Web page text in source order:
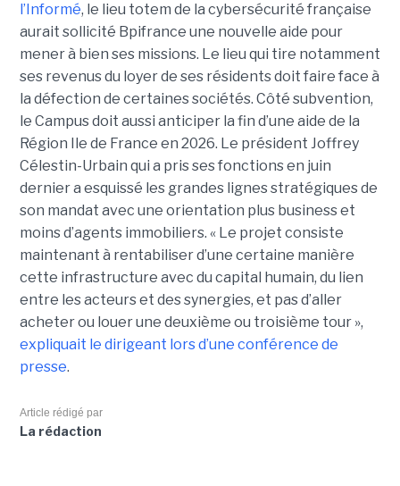
l’Informé, le lieu totem de la cybersécurité française
aurait sollicité Bpifrance une nouvelle aide pour
mener à bien ses missions. Le lieu qui tire notamment
ses revenus du loyer de ses résidents doit faire face à
la défection de certaines sociétés. Côté subvention,
le Campus doit aussi anticiper la fin d’une aide de la
Région Ile de France en 2026. Le président Joffrey
Célestin-Urbain qui a pris ses fonctions en juin
dernier a esquissé les grandes lignes stratégiques de
son mandat avec une orientation plus business et
moins d’agents immobiliers. « Le projet consiste
maintenant à rentabiliser d’une certaine manière
cette infrastructure avec du capital humain, du lien
entre les acteurs et des synergies, et pas d’aller
acheter ou louer une deuxième ou troisième tour »,
expliquait le dirigeant lors d’une conférence de
presse.
Article rédigé par
La rédaction